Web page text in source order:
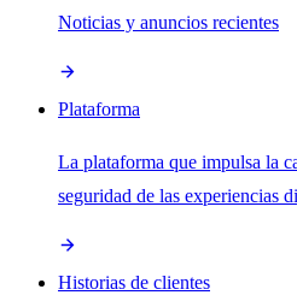
Noticias y anuncios recientes
Plataforma
La plataforma que impulsa la
seguridad de las experiencias
Historias de clientes